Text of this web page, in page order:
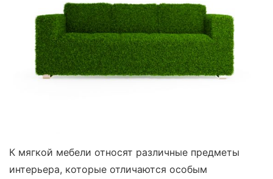
К мягкой мебели относят различные предметы
интерьера, которые отличаются особым